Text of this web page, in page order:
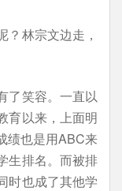
？林宗文边走，
了笑容。一直以
育以来，上面明
绩也是用ABC来
生排名。而被排
时也成了其他学